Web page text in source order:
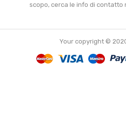
scopo, cerca le info di contatto
Your copyright ©